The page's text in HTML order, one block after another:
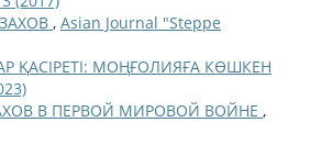
, Asian Journal "Steppe
ҚАСІРЕТІ: МОҢҒОЛИЯҒА КӨШКЕН
В ПЕРВОЙ МИРОВОЙ ВОЙНЕ ,